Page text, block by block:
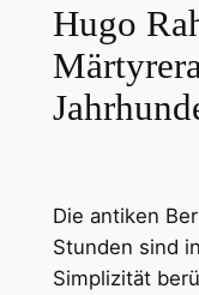
Hugo
Die antiken
Stunden sind
Simplizität